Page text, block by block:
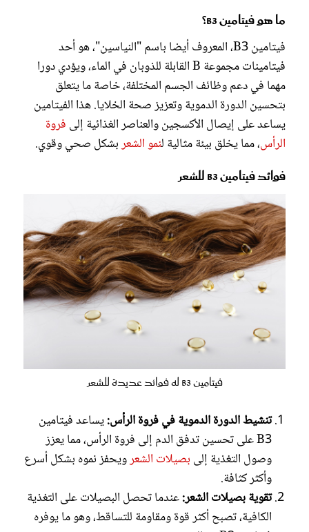
ما هو فيتامين B3؟
فيتامين B3، المعروف أيضا باسم "النياسين"، هو أحد
فيتامينات مجموعة B القابلة للذوبان في الماء، ويؤدي دورا
مهما في دعم وظائف الجسم المختلفة، خاصة ما يتعلق
بتحسين الدورة الدموية وتعزيز صحة الخلايا. هذا الفيتامين
يساعد على إيصال الأكسجين والعناصر الغذائية إلى فروة
الرأس، مما يخلق بيئة مثالية لنمو الشعربشكل صحي وقوي.
فوائد فيتامين B3 للشعر
فيتامين B3 له فوائد عديدة للشعر
تنشيط الدورة الدموية في فروة الرأس:يساعد فيتامين
B3 على تحسين تدفق الدم إلى فروة الرأس، مما يعزز
وصول التغذية إلى بصيلات الشعرويحفز نموه بشكل أسرع
وأكثر كثافة.
تقوية بصيلات الشعر:عندما تحصل البصيلات على التغذية
الكافية، تصبح أكثر قوة ومقاومة للتساقط، وهو ما يوفره